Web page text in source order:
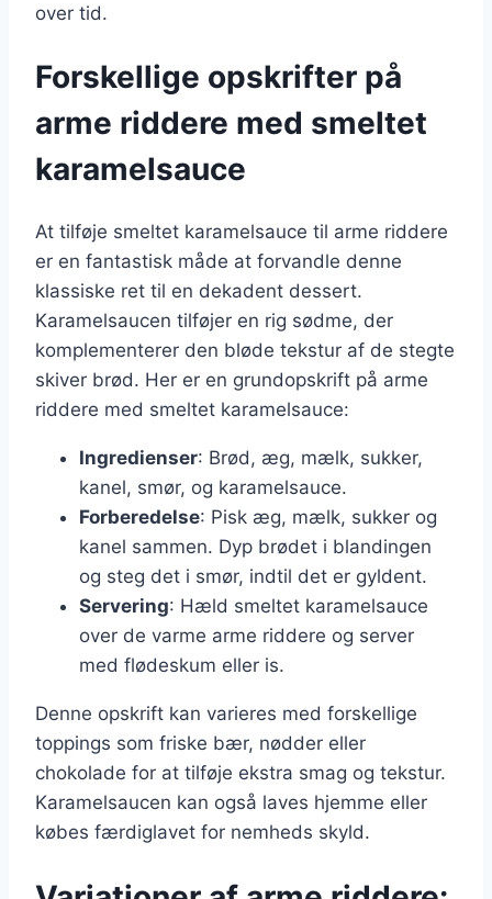
over tid.
Forskellige opskrifter på
arme riddere med smeltet
karamelsauce
At tilføje smeltet karamelsauce til arme riddere
er en fantastisk måde at forvandle denne
klassiske ret til en dekadent dessert.
Karamelsaucen tilføjer en rig sødme, der
komplementerer den bløde tekstur af de stegte
skiver brød. Her er en grundopskrift på arme
riddere med smeltet karamelsauce:
Ingredienser: Brød, æg, mælk, sukker,
kanel, smør, og karamelsauce.
Forberedelse: Pisk æg, mælk, sukker og
kanel sammen. Dyp brødet i blandingen
og steg det i smør, indtil det er gyldent.
Servering: Hæld smeltet karamelsauce
over de varme arme riddere og server
med flødeskum eller is.
Denne opskrift kan varieres med forskellige
toppings som friske bær, nødder eller
chokolade for at tilføje ekstra smag og tekstur.
Karamelsaucen kan også laves hjemme eller
købes færdiglavet for nemheds skyld.